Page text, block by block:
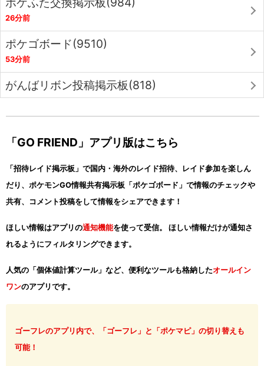
26分前
ポケゴボード(9510)
53分前
がんばリボン投稿掲示板(818)
「GO FRIEND」アプリ版はこちら
「招待レイド掲示板」で国内・海外のレイド招待、レイド参加を楽しん
だり、ポケモンGO情報共有掲示板「ポケゴボード」で情報のチェックや
共有、コメント投稿をして情報をシェアできます！
ほしい情報はアプリの通知機能を使って受信。 ほしい情報だけが通知さ
れるようにフィルタリングできます。
人気の「個体値計算ツール」など、便利なツールも格納したオールイン
ワンのアプリです。
ゴーフレのアプリ内で、「ゴーフレ」と「ポケマピ」の切り替えも
可能！